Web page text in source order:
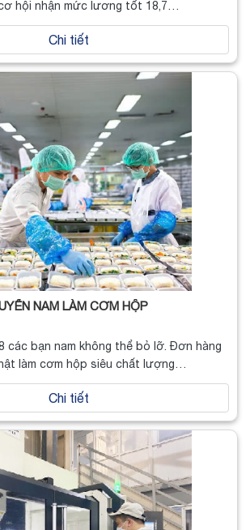
hội nhận mức lương tốt 18,7…
Chi tiết
NAM LÀM CƠM HỘP
các bạn nam không thể bỏ lỡ. Đơn hàng
làm cơm hộp siêu chất lượng…
Chi tiết